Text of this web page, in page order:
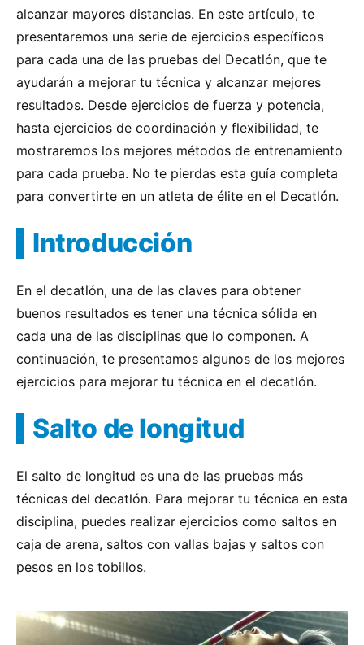
alcanzar mayores distancias. En este artículo, te
presentaremos una serie de ejercicios específicos
para cada una de las pruebas del Decatlón, que te
ayudarán a mejorar tu técnica y alcanzar mejores
resultados. Desde ejercicios de fuerza y potencia,
hasta ejercicios de coordinación y flexibilidad, te
mostraremos los mejores métodos de entrenamiento
para cada prueba. No te pierdas esta guía completa
para convertirte en un atleta de élite en el Decatlón.
Introducción
En el decatlón, una de las claves para obtener
buenos resultados es tener una técnica sólida en
cada una de las disciplinas que lo componen. A
continuación, te presentamos algunos de los mejores
ejercicios para mejorar tu técnica en el decatlón.
Salto de longitud
El salto de longitud es una de las pruebas más
técnicas del decatlón. Para mejorar tu técnica en esta
disciplina, puedes realizar ejercicios como saltos en
caja de arena, saltos con vallas bajas y saltos con
pesos en los tobillos.